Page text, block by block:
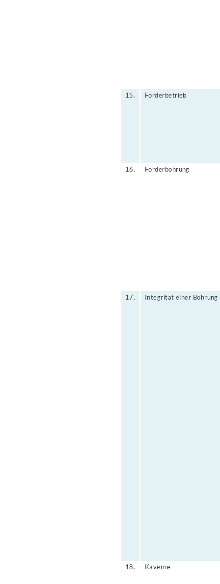
15. Förderbetrieb
16. Förderbohrung
17. Integrität einer Bohrung
18. Kaverne